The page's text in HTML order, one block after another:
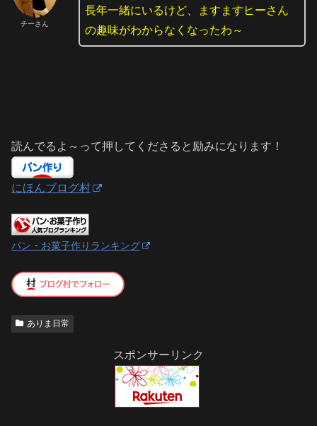
チーさん
長年一緒にいるけど、ますますヒーさん
の趣味がわからなくなったわ～
読んでるよ～って押してくださると励みになります！
にほんブログ村
パン・お菓子作りランキング
ありま日常
スポンサーリンク